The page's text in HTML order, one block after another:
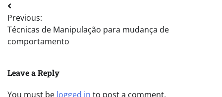
Post
navigation
Previous:
Técnicas de Manipulação para mudança de
comportamento
Leave a Reply
You must be logged in to post a comment.